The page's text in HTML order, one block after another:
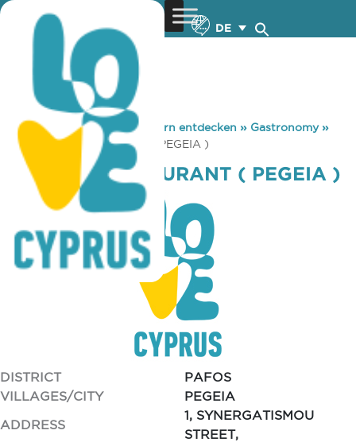
DE
You are here: Home »Zypern entdecken » Gastronomy»
THE MILL RESTAURANT ( PEGEIA )
THE MILL RESTAURANT ( PEGEIA )
DISTRICT
PAFOS
VILLAGES/CITY
PEGEIA
ADDRESS
1, SYNERGATISMOU
STREET,